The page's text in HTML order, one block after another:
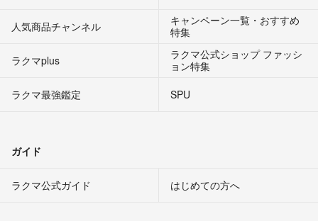
人気商品チャンネル
キャンペーン一覧・おすすめ
特集
ラクマplus
ラクマ公式ショップ ファッシ
ョン特集
ラクマ最強鑑定
SPU
ガイド
ラクマ公式ガイド はじめての方へ